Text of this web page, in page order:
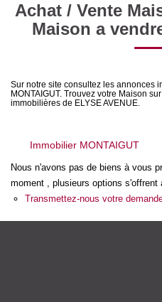
NOTRE
Nous
Nos
Sélectionnez...
Type de bien
Créer une alerte
Achat / Vente
Maison a
Sur notre site consultez les annonces
MONTAIGUT. Trouvez votre Maison
immobilières de ELYSE AVENUE.
Immobilier MONTAIGUT
Nous n'avons pas de biens à vous
moment , plusieurs options s'offrent
Transmettez-nous votre